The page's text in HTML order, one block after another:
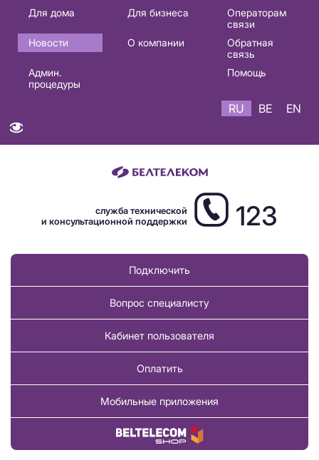
Основная
навигация
RU
Для дома Для бизнеса
Операторам
связи
Новости
О компании
Обратная
связь
Админ.
процедуры
Помощь
RU BE EN
служба технической
и консультационной поддержки
123
Подключить
Вопрос специалисту
Кабинет пользователя
Оплатить
Мобильные приложения
Купить товар